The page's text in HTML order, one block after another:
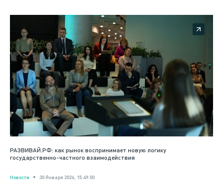
РАЗВИВАЙ.РФ: как рынок воспринимает новую логику
государственно-частного взаимодействия
Новости 30 Января 2026, 15:49:00